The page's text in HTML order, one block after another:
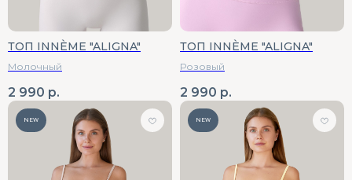
ТОП INNÈME "ALIGNA"
Молочный
2 990 р.
ТОП INNÈME "ALIGNA"
Розовый
2 990 р.
NEW NEW